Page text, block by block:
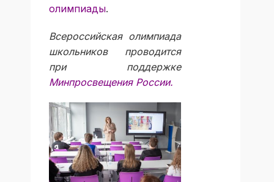
олимпиады.
Всероссийская олимпиада
школьников проводится
при поддержке
Минпросвещения России.